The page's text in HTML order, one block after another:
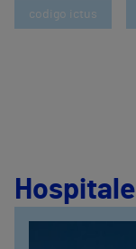
codigo ictus